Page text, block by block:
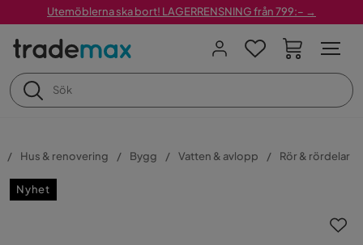
Utemöblerna ska bort! LAGERRENSNING från 799:– →
Hus & renovering Bygg Vatten & avlopp Rör & rördelar
Nyhet